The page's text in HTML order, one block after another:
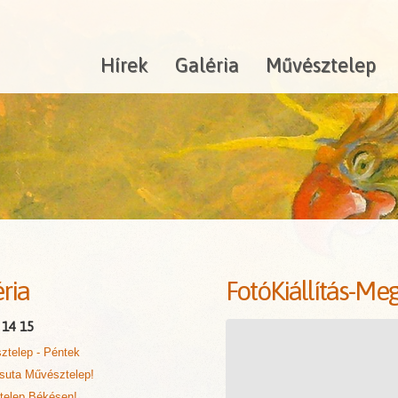
Hírek Galéria Művésztelep
14 15
- Péntek
Művésztelep!
FotóKiállítás-